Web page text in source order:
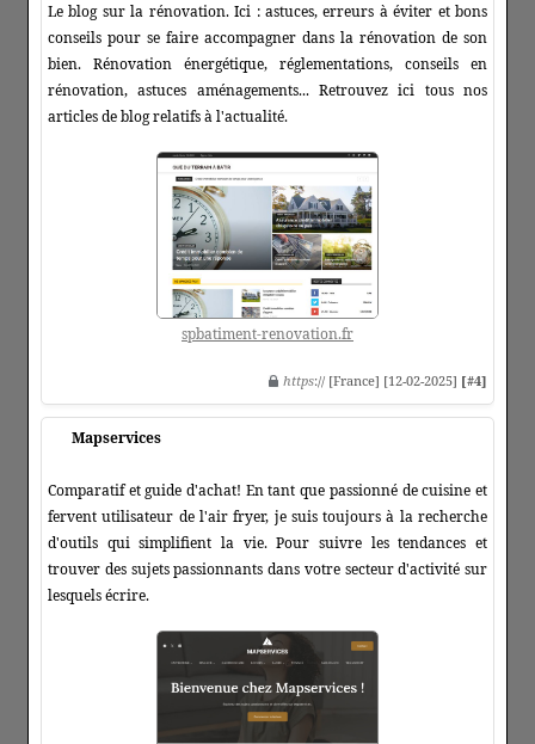
Le blog sur la rénovation. Ici : astuces, erreurs à éviter et bons
conseils pour se faire accompagner dans la rénovation de son
bien. Rénovation énergétique, réglementations, conseils en
rénovation, astuces aménagements... Retrouvez ici tous nos
articles de blog relatifs à l'actualité.
spbatiment-renovation.fr
https:// [France] [12-02-2025] [#4]
Mapservices
Comparatif et guide d'achat! En tant que passionné de cuisine et
fervent utilisateur de l'air fryer, je suis toujours à la recherche
d'outils qui simplifient la vie. Pour suivre les tendances et
trouver des sujets passionnants dans votre secteur d'activité sur
lesquels écrire.